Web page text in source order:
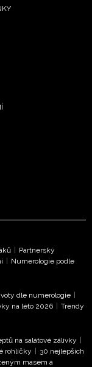
Extra s.r.o.
s.r.o. bude s
a
se
toto pole.
Partnerský
Numerologie podle
dle numerologie
na léto 2026
Trendy
na salátové zálivky
rohlíčky
30 nejlepších
masem a